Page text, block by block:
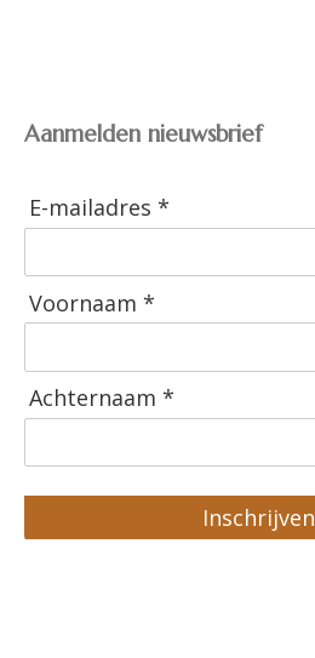
Aanmelden nieuwsbrief
E-mailadres *
Voornaam *
Achternaam *
Inschrijven